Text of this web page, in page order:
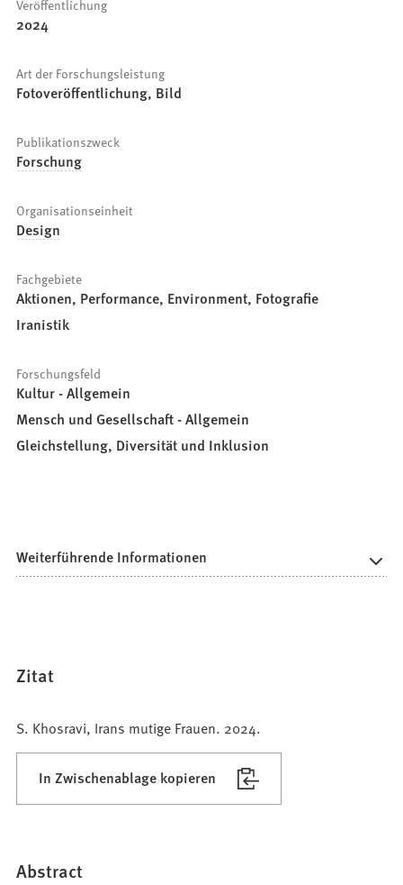
Veröffentlichung
2024
Art der Forschungsleistung
Fotoveröffentlichung, Bild
Publikationszweck
Forschung
Organisationseinheit
Design
Fachgebiete
Aktionen, Performance, Environment, Fotografie
Iranistik
Forschungsfeld
Kultur - Allgemein
Mensch und Gesellschaft - Allgemein
Gleichstellung, Diversität und Inklusion
Weiterführende Informationen
Zitat
S. Khosravi, Irans mutige Frauen. 2024.
In Zwischenablage kopieren
Abstract